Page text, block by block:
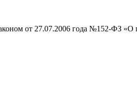
от 27.07.2006 года №152-ФЗ «О